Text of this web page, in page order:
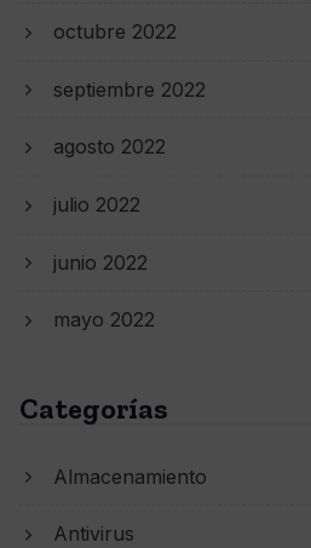
octubre 2022
septiembre 2022
agosto 2022
julio 2022
junio 2022
mayo 2022
Categorías
Almacenamiento
Antivirus